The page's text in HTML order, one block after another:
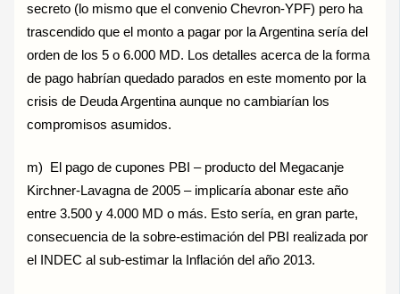
secreto (lo mismo que el convenio Chevron-YPF) pero ha
trascendido que el monto a pagar por la Argentina sería del
orden de los 5 o 6.000 MD. Los detalles acerca de la forma
de pago habrían quedado parados en este momento por la
crisis de Deuda Argentina aunque no cambiarían los
compromisos asumidos.
m) El pago de cupones PBI – producto del Megacanje
Kirchner-Lavagna de 2005 – implicaría abonar este año
entre 3.500 y 4.000 MD o más. Esto sería, en gran parte,
consecuencia de la sobre-estimación del PBI realizada por
el INDEC al sub-estimar la Inflación del año 2013.